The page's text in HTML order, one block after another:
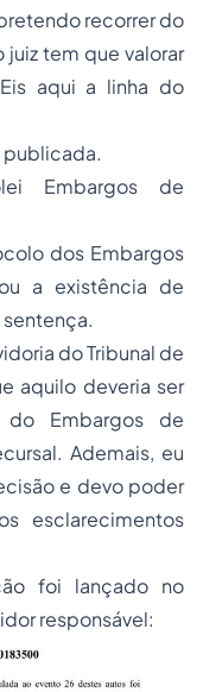
recorrer do
juiz tem que valorar
aqui a linha do
Embargos de
dos Embargos
a existência de
do Tribunal de
aquilo deveria ser
do Embargos de
Ademais, eu
e devo poder
esclarecimentos
foi lançado no
responsável: